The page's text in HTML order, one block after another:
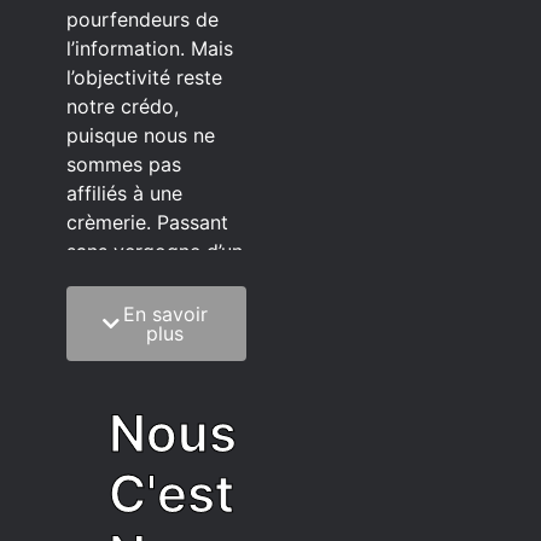
pourfendeurs de
l’information. Mais
l’objectivité reste
notre crédo,
puisque nous ne
sommes pas
affiliés à une
crèmerie. Passant
sans vergogne d’un
éditeur à l’autre.
C’est quoi notre
méthode?
sagesse de la
vieillesse à une
grosse dose
d’autodérision. On
En savoir
plus
Nous
C'est